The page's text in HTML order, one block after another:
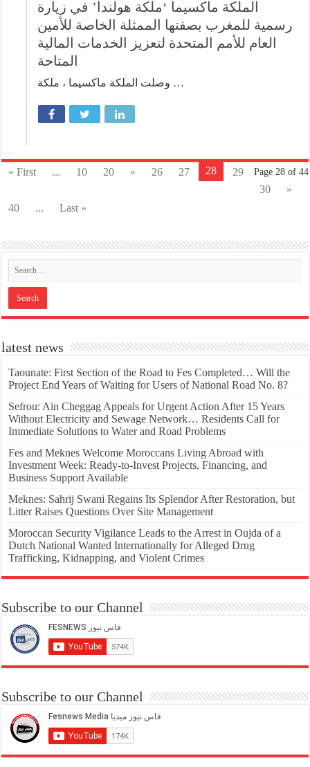
الملكة ماكسيما ‘ملكة هولندا’ في زيارة
رسمية للمغرب بصفتها الممثلة الخاصة للأمين
العام للأمم المتحدة لتعزيز الخدمات المالية
المتاحة
وصلت الملكة ماكسيما ، ملكة …
Page 28 of 44
« First ... 10 20 « 26 27 28
29
30
»
40
... Last »
latest news
Taounate: First Section of the Road to Fes Completed… Will the
Project End Years of Waiting for Users of National Road No. 8?
Sefrou: Ain Cheggag Appeals for Urgent Action After 15 Years
Without Electricity and Sewage Network… Residents Call for
Immediate Solutions to Water and Road Problems
Fes and Meknes Welcome Moroccans Living Abroad with
Investment Week: Ready-to-Invest Projects, Financing, and
Business Support Available
Meknes: Sahrij Swani Regains Its Splendor After Restoration, but
Litter Raises Questions Over Site Management
Moroccan Security Vigilance Leads to the Arrest in Oujda of a
Dutch National Wanted Internationally for Alleged Drug
Trafficking, Kidnapping, and Violent Crimes
Subscribe to our Channel
Subscribe to our Channel